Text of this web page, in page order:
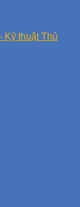
Kỹ thuật Thủ